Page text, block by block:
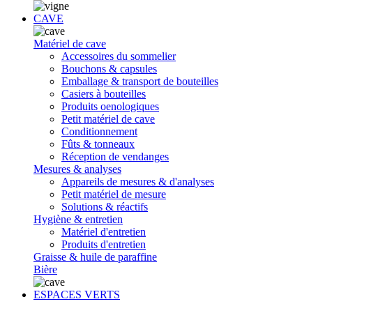
CAVE
Matériel de cave
Accessoires du sommelier
Bouchons & capsules
Emballage & transport de bouteilles
Casiers à bouteilles
Produits oenologiques
Petit matériel de cave
Conditionnement
Fûts & tonneaux
Réception de vendanges
Mesures & analyses
Appareils de mesures & d'analyses
Petit matériel de mesure
Solutions & réactifs
Hygiène & entretien
Matériel d'entretien
Produits d'entretien
Graisse & huile de paraffine
Bière
ESPACES VERTS